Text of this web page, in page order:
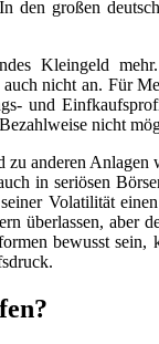
den großen
Kleingeld
nicht an. Für
und
nicht
anderen
in seriösen
Volatilität
überlassen, aber
bewusst